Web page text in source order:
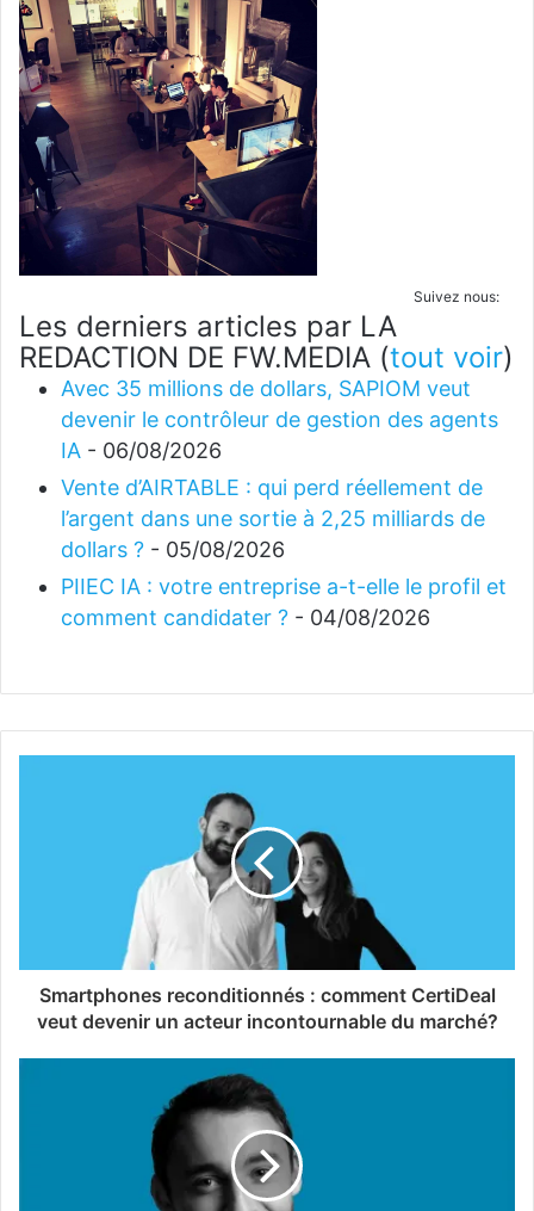
Suivez nous:
Les derniers articles par LA
REDACTION DE FW.MEDIA (tout voir)
Avec 35 millions de dollars, SAPIOM veut
devenir le contrôleur de gestion des agents
IA - 06/08/2026
Vente d’AIRTABLE : qui perd réellement de
l’argent dans une sortie à 2,25 milliards de
dollars ? - 05/08/2026
PIIEC IA : votre entreprise a-t-elle le profil et
comment candidater ? - 04/08/2026
Smartphones reconditionnés : comment CertiDeal
veut devenir un acteur incontournable du marché?